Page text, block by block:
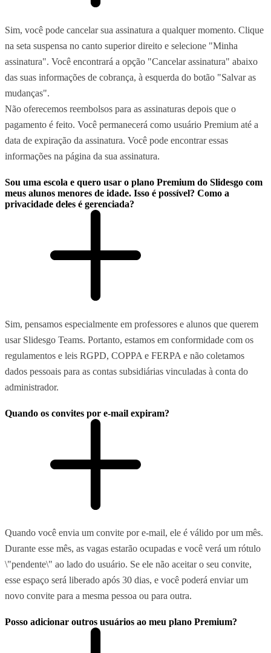
Sim, você pode cancelar sua assinatura a qualquer momento. Clique
na seta suspensa no canto superior direito e selecione "Minha
assinatura". Você encontrará a opção "Cancelar assinatura" abaixo
das suas informações de cobrança, à esquerda do botão "Salvar as
mudanças".
Não oferecemos reembolsos para as assinaturas depois que o
pagamento é feito. Você permanecerá como usuário Premium até a
data de expiração da assinatura. Você pode encontrar essas
informações na página da sua assinatura.
Sou uma escola e quero usar o plano Premium do Slidesgo com
meus alunos menores de idade. Isso é possível? Como a
privacidade deles é gerenciada?
Sim, pensamos especialmente em professores e alunos que querem
usar Slidesgo Teams. Portanto, estamos em conformidade com os
regulamentos e leis RGPD, COPPA e FERPA e não coletamos
dados pessoais para as contas subsidiárias vinculadas à conta do
administrador.
Quando os convites por e-mail expiram?
Quando você envia um convite por e-mail, ele é válido por um mês.
Durante esse mês, as vagas estarão ocupadas e você verá um rótulo
\"pendente\" ao lado do usuário. Se ele não aceitar o seu convite,
esse espaço será liberado após 30 dias, e você poderá enviar um
novo convite para a mesma pessoa ou para outra.
Posso adicionar outros usuários ao meu plano Premium?